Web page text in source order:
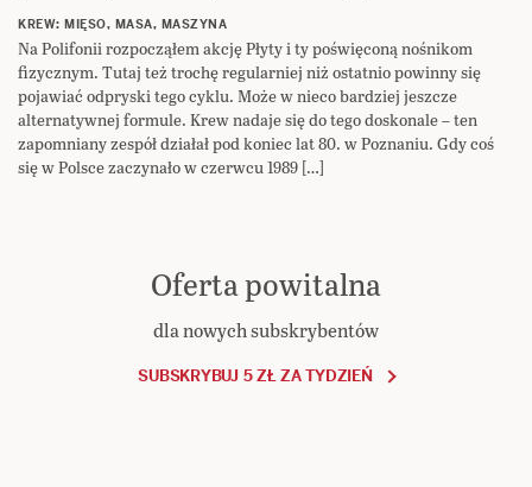
KREW: MIĘSO, MASA, MASZYNA
Na Polifonii rozpocząłem akcję Płyty i ty poświęconą nośnikom
fizycznym. Tutaj też trochę regularniej niż ostatnio powinny się
pojawiać odpryski tego cyklu. Może w nieco bardziej jeszcze
alternatywnej formule. Krew nadaje się do tego doskonale – ten
zapomniany zespół działał pod koniec lat 80. w Poznaniu. Gdy coś
się w Polsce zaczynało w czerwcu 1989 […]
Oferta powitalna
dla nowych subskrybentów
SUBSKRYBUJ 5 ZŁ ZA TYDZIEŃ